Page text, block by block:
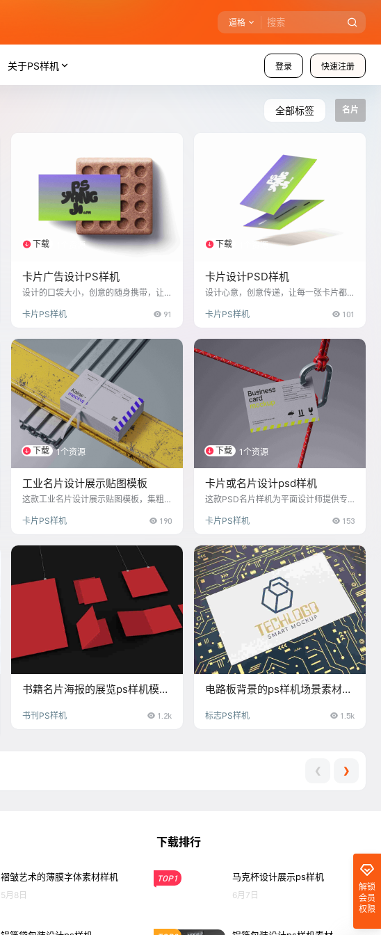
逼格
登录 快速注册
关于PS样机
全部标签 名片
下载 1个资源
卡片广告设计PS样机
设计的口袋大小，创意的随身携带，让
设计提升品牌形象，随时随地传递信息
卡片PS样机 91
下载 1个资源
卡片设计PSD样机
设计心意，创意传递，让每一张卡片都
卡片PS样机
101
下载 1个资源
工业名片设计展示贴图模板
这款工业名片设计展示贴图模板，集粗
设计师只需几步即可上手：下载模板，
人设计，调整至完美，轻松实现硬朗线
条与机械元素的融合，展现品牌工业魅
力，提升设计展示的真实感与吸引力。
卡片PS样机 190
下载 1个资源
卡片或名片设计psd样机
这款PSD名片样机为平面设计师提供专
图层技术。设计师只需将设计稿拖入样
编辑、切换背景，轻松创造出逼真的名
片预览图，适用于客户演示或作品集展
示，提升设计作品的视觉吸引力。
卡片PS样机 153
书籍名片海报的展览ps样机模
书刊PS样机 1.2k
电路板背景的ps样机场景素材，
板
标志PS样机 1.5k
❮ ❯
解锁
会员
权限
褶皱艺术的薄膜字体素材样机
5月8日
下载排行
TOP1 马克杯设计展示ps样机
6月7日